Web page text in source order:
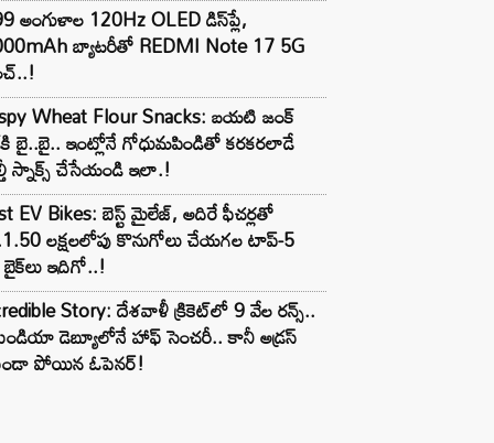
అంగుళాల 120Hz OLED డిస్‌ప్లే,
బ్యాటరీతో REDMI Note 17 5G
Wheat Flour Snacks: బయటి జంక్
బై..బై.. ఇంట్లోనే గోధుమపిండితో కరకరలాడే
స్నాక్స్ చేసేయండి ఇలా.!
EV Bikes: బెస్ట్ మైలేజ్, అదిరే ఫీచర్లతో
లక్షలలోపు కొనుగోలు చేయగల టాప్-5
బైక్‌లు ఇదిగో..!
Story: దేశవాళీ క్రికెట్‌లో 9 వేల రన్స్..
డెబ్యూలోనే హాఫ్ సెంచరీ.. కానీ అడ్రస్
పోయిన ఓపెనర్!